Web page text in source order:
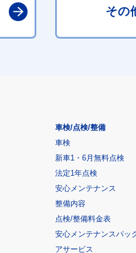
その
車検/点検/整備
車検
新車1・6月無料点検
法定1年点検
安心メンテナンス
整備内容
点検/整備料金表
安心メンテナンスパッ
アサービス